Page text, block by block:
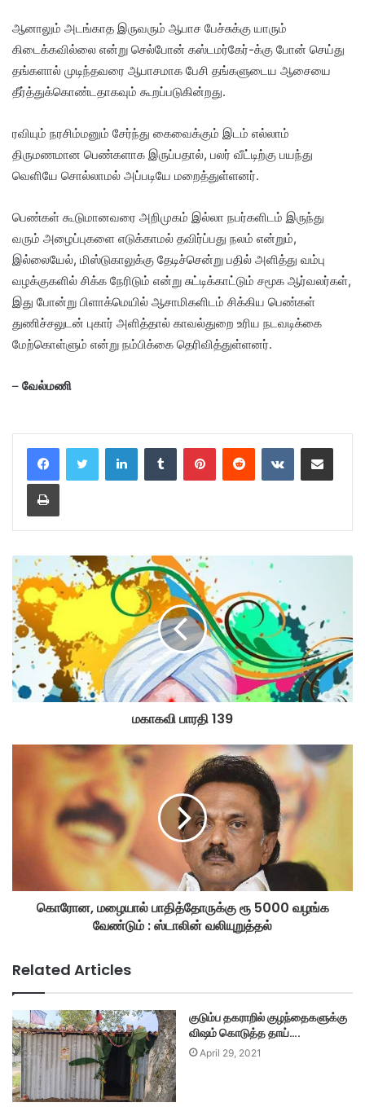
ஆனாலும் அடங்காத இருவரும் ஆபாச பேச்சுக்கு யாரும்
கிடைக்கவில்லை என்று செல்போன் கஸ்டமர்கேர்-க்கு போன் செய்து
தங்களால் முடிந்தவரை ஆபாசமாக பேசி தங்களுடைய ஆசையை
தீர்த்துக்கொண்டதாகவும் கூறப்படுகின்றது.
ரவியும் நரசிம்மனும் சேர்ந்து கைவைக்கும் இடம் எல்லாம்
திருமணமான பெண்களாக இருப்பதால், பலர் வீட்டிற்கு பயந்து
வெளியே சொல்லாமல் அப்படியே மறைத்துள்ளனர்.
பெண்கள் கூடுமானவரை அறிமுகம் இல்லா நபர்களிடம் இருந்து
வரும் அழைப்புகளை எடுக்காமல் தவிர்ப்பது நலம் என்றும்,
இல்லையேல், மிஸ்டுகாலுக்கு தேடிச்சென்று பதில் அளித்து வம்பு
வழக்குகளில் சிக்க நேரிடும் என்று சுட்டிக்காட்டும் சமூக ஆர்வலர்கள்,
இது போன்று பிளாக்மெயில் ஆசாமிகளிடம் சிக்கிய பெண்கள்
துணிச்சலுடன் புகார் அளித்தால் காவல்துறை உரிய நடவடிக்கை
மேற்கொள்ளும் என்று நம்பிக்கை தெரிவித்துள்ளனர்.
– வேல்மணி
LinkedInTumblr PinterestReddit VKontakteShare via Email
Print
மகாகவி பாரதி 139
கொரோன, மழையால் பாதித்தோருக்கு ரூ 5000 வழங்க
வேண்டும் : ஸ்டாலின் வலியுறுத்தல்
Related Articles
குடும்ப தகராறில் குழந்தைகளுக்கு
விஷம் கொடுத்த தாய்….
April 29, 2021